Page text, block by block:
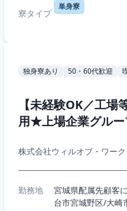
寮タイプ
単身寮
独身寮あり 50・60代歓迎
【未経験OK／工
用★上場企業グル
株式会社ウィルオブ・ワーク
勤務地
宮城県配属先顧客
台市宮城野区/大崎